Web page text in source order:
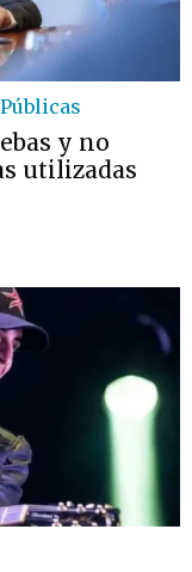
y no
utilizadas